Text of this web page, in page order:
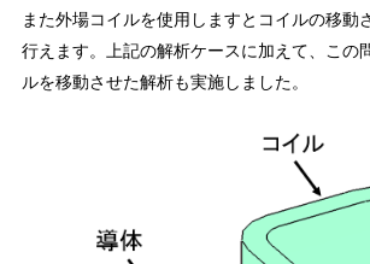
また外場コイルを使用しますとコイルの移動
行えます。上記の解析ケースに加えて、この
ルを移動させた解析も実施しました。